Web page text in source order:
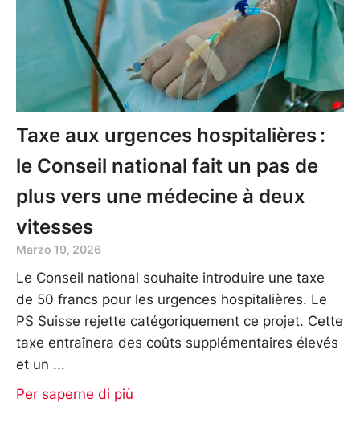
Taxe aux urgences hospitalières :
le Conseil national fait un pas de
plus vers une médecine à deux
vitesses
Marzo 19, 2026
Le Conseil national souhaite introduire une taxe
de 50 francs pour les urgences hospitalières. Le
PS Suisse rejette catégoriquement ce projet. Cette
taxe entraînera des coûts supplémentaires élevés
et un
Per saperne di più